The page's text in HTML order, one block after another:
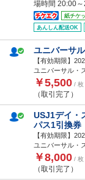
場時間 20:00
紙チケ
あんしん配送OK
ユニバーサ
【有効期限】
ユニバーサル・
￥5,500 /
（取引完了）
USJ1デイ・
パス1引換券
【有効期限】
ユニバーサル・
￥8,000 /
（取引完了）